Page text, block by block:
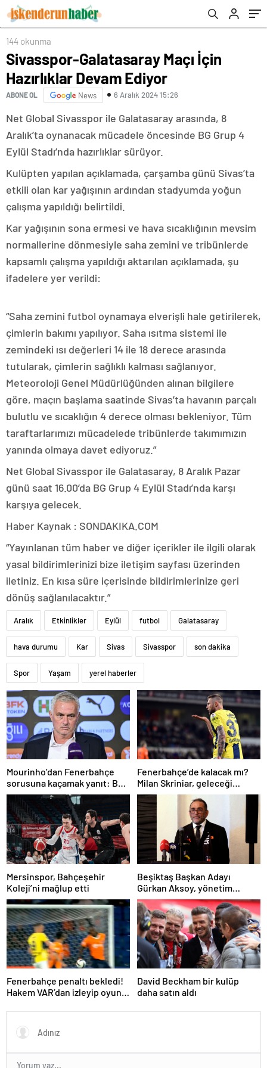
144 okunma
Sivasspor-Galatasaray Maçı İçin
Hazırlıklar Devam Ediyor
ABONE OL News 6 Aralık 2024 15:26
Net Global Sivasspor ile Galatasaray arasında, 8
Aralık’ta oynanacak mücadele öncesinde BG Grup 4
Eylül Stadı’nda hazırlıklar sürüyor.
Kulüpten yapılan açıklamada, çarşamba günü Sivas’ta
etkili olan kar yağışının ardından stadyumda yoğun
çalışma yapıldığı belirtildi.
Kar yağışının sona ermesi ve hava sıcaklığının mevsim
normallerine dönmesiyle saha zemini ve tribünlerde
kapsamlı çalışma yapıldığı aktarılan açıklamada, şu
ifadelere yer verildi:
“Saha zemini futbol oynamaya elverişli hale getirilerek,
çimlerin bakımı yapılıyor. Saha ısıtma sistemi ile
zemindeki ısı değerleri 14 ile 18 derece arasında
tutularak, çimlerin sağlıklı kalması sağlanıyor.
Meteoroloji Genel Müdürlüğünden alınan bilgilere
göre, maçın başlama saatinde Sivas’ta havanın parçalı
bulutlu ve sıcaklığın 4 derece olması bekleniyor. Tüm
taraftarlarımızı mücadelede tribünlerde takımımızın
yanında olmaya davet ediyoruz.”
Net Global Sivasspor ile Galatasaray, 8 Aralık Pazar
günü saat 16.00’da BG Grup 4 Eylül Stadı’nda karşı
karşıya gelecek.
Haber Kaynak : SONDAKIKA.COM
“Yayınlanan tüm haber ve diğer içerikler ile ilgili olarak
yasal bildirimlerinizi bize iletişim sayfası üzerinden
iletiniz. En kısa süre içerisinde bildirimlerinize geri
dönüş sağlanılacaktır.”
Aralık Etkinlikler Eylül futbol Galatasaray
hava durumu Kar Sivas Sivasspor son dakika
Spor Yaşam yerel haberler
Mourinho’dan Fenerbahçe
sorusuna kaçamak yanıt: Bu
soruyu anlamadım
Fenerbahçe’de kalacak mı?
Milan Skriniar, geleceği
hakkında konuştu
Mersinspor, Bahçeşehir
Koleji’ni mağlup etti
Beşiktaş Başkan Adayı
Gürkan Aksoy, yönetim
kurulunu tanıttı
Fenerbahçe penaltı bekledi!
Hakem VAR’dan izleyip oyunu
David Beckham bir kulüp
daha satın aldı